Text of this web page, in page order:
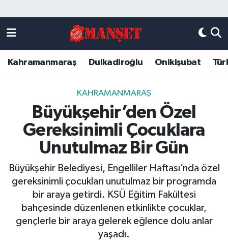
Kahramanmaraş Dulkadiroğlu Onikişubat
KAHRAMANMARAŞ
Büyükşehir’den Özel
Gereksinimli Çocuklara
Unutulmaz Bir Gün
Büyükşehir Belediyesi, Engelliler Haftası’nda özel
gereksinimli çocukları unutulmaz bir programda
bir araya getirdi. KSÜ Eğitim Fakültesi
bahçesinde düzenlenen etkinlikte çocuklar,
gençlerle bir araya gelerek eğlence dolu anlar
yaşadı.
DULKADİROĞLU
KAHRAMANMARAŞ
ONİKİŞUBAT
ÖZEL HABER
Künye
Kahramanmaraş Nöbetçi Eczaneler
Kahramanmaraş Hava Durumu
Kahramanmaraş Trafik Yoğunluk Haritası
Süper Lig Puan Durumu ve Fikstür
Tüm Manşetler
Son Dakika Haberleri
Haber Arşivi